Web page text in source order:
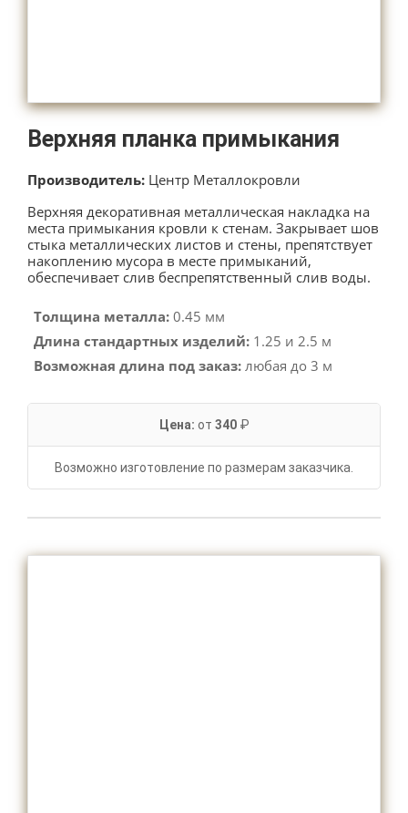
Верхняя планка примыкания
Производитель: Центр Металлокровли
Верхняя декоративная металлическая накладка на
места примыкания кровли к стенам. Закрывает шов
стыка металлических листов и стены, препятствует
накоплению мусора в месте примыканий,
обеспечивает слив беспрепятственный слив воды.
Толщина металла: 0.45 мм
Длина стандартных изделий: 1.25 и 2.5 м
Возможная длина под заказ: любая до 3 м
Цена: от 340₽
Возможно изготовление по размерам заказчика.